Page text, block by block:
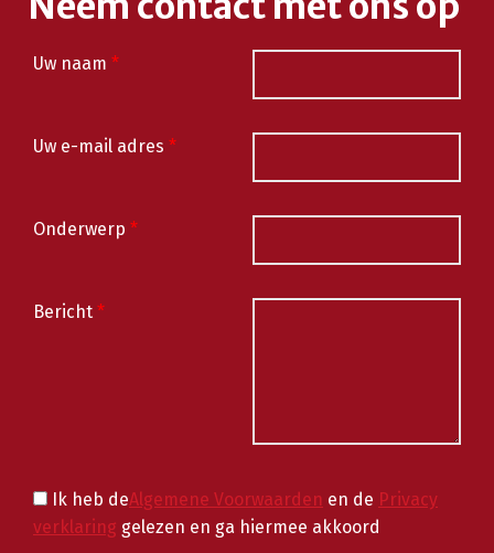
Uw naam *
Uw e-mail adres *
Onderwerp *
Bericht *
Ik heb deAlgemene Voorwaarden en de Privacy
verklaring gelezen en ga hiermee akkoord